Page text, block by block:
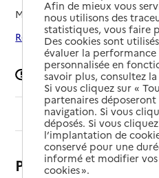
Mis à jour le10/12/2024
Rechercher les
Signaler une erreur
Sommaire
Présentation
Afin de mieux vous
nous utilisons des
statistiques, vous faire
Des cookies sont
évaluer la
personnalisée en
savoir plus, consultez
Si vous cliquez sur «
partenaires
navigation. Si vous
déposés. Si vous
l’implantation de
conservé pour une
informé et modifier
cookies ».